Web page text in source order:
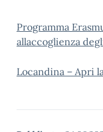
Programma
allaccoglienza
Locandina – Apri